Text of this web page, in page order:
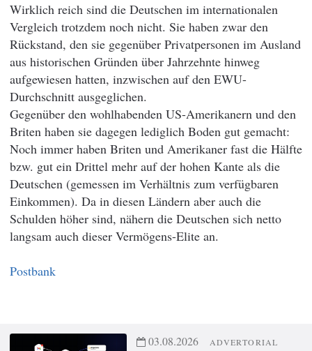
Wirklich reich sind die Deutschen im internationalen
Vergleich trotzdem noch nicht. Sie haben zwar den
Rückstand, den sie gegenüber Privatpersonen im Ausland
aus historischen Gründen über Jahrzehnte hinweg
aufgewiesen hatten, inzwischen auf den EWU-
Durchschnitt ausgeglichen.
Gegenüber den wohlhabenden US-Amerikanern und den
Briten haben sie dagegen lediglich Boden gut gemacht:
Noch immer haben Briten und Amerikaner fast die Hälfte
bzw. gut ein Drittel mehr auf der hohen Kante als die
Deutschen (gemessen im Verhältnis zum verfügbaren
Einkommen). Da in diesen Ländern aber auch die
Schulden höher sind, nähern die Deutschen sich netto
langsam auch dieser Vermögens-Elite an.
Postbank
03.08.2026 ADVERTORIAL